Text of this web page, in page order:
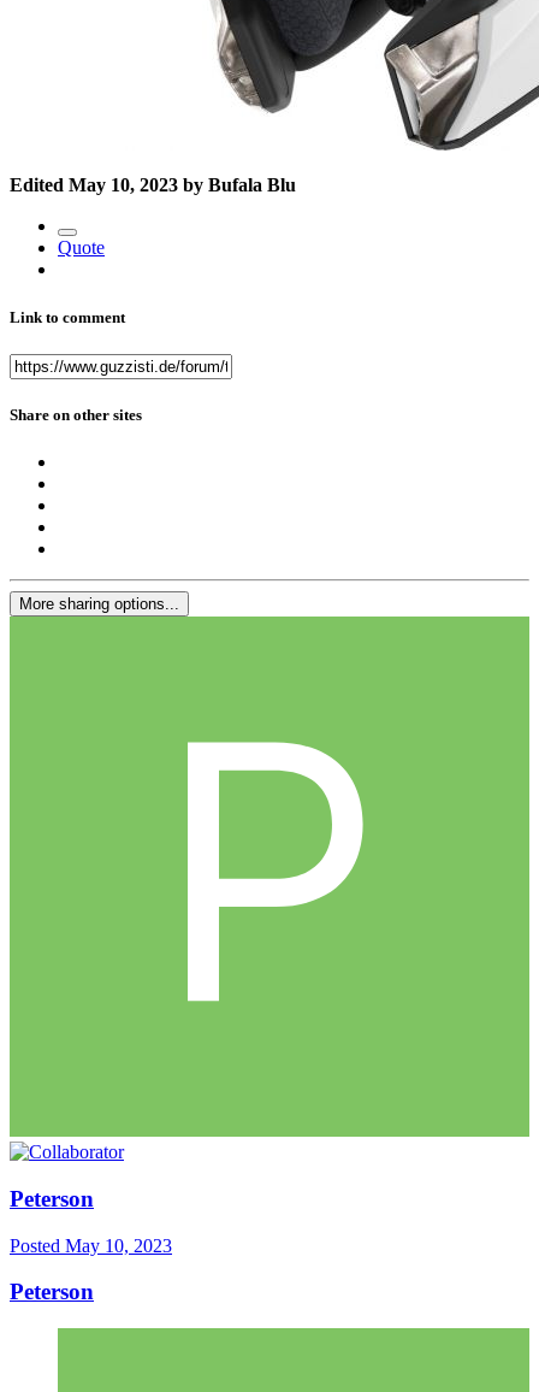
Edited May 10, 2023 by Bufala Blu
Quote
Link to comment
Share on other sites
More sharing options...
Peterson
Posted May 10, 2023
Peterson